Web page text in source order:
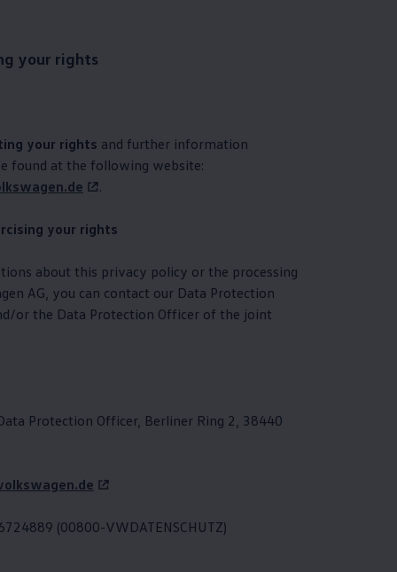
your rights
your rights and further information
found at the following website:
.
your rights
about this privacy policy or the processing
AG, you can contact our Data Protection
or the Data Protection Officer of the joint
Protection Officer, Berliner Ring 2, 38440
(00800-VWDATENSCHUTZ)